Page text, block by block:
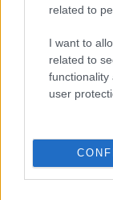
related to
I want to
related to
functionality
user
Szólj hozzá!
A